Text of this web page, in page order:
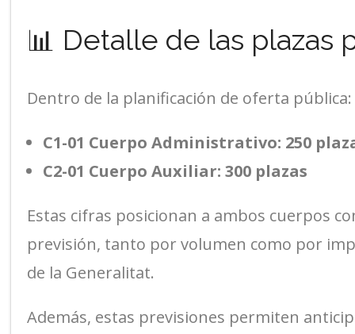
📊 Detalle de las plazas
Dentro de la planificación de oferta pública:
C1-01 Cuerpo Administrativo: 250
C2-01 Cuerpo Auxiliar: 300 plazas
Estas cifras posicionan a ambos cuerpos
previsión, tanto por volumen como por
de la Generalitat.
Además, estas previsiones permiten